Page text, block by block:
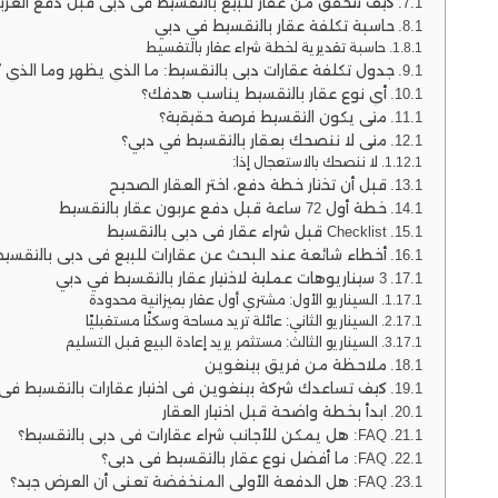
حاسبة تكلفة عقار بالتقسيط في دبي
حاسبة تقديرية لخطة شراء عقار بالتقسيط
جدول تكلفة عقارات دبي بالتقسيط: ما الذي يظهر وما
أي نوع عقار بالتقسيط يناسب هدفك؟
متى يكون التقسيط فرصة حقيقية؟
متى لا ننصحك بعقار بالتقسيط في دبي؟
لا ننصحك بالاستعجال إذا:
قبل أن تختار خطة دفع، اختر العقار الصحيح
خطة أول 72 ساعة قبل دفع عربون عقار بالتقسيط
Checklist قبل شراء عقار في دبي بالتقسيط
أخطاء شائعة عند البحث عن عقارات للبيع في دبي
3 سيناريوهات عملية لاختيار عقار بالتقسيط في دبي
السيناريو الأول: مشتري أول عقار بميزانية محدودة
السيناريو الثاني: عائلة تريد مساحة وسكنًا مستقبليًا
السيناريو الثالث: مستثمر يريد إعادة البيع قبل التسليم
ملاحظة من فريق بينغوين
كيف تساعدك شركة بينغوين في اختيار عقارات بالتقسيط
ابدأ بخطة واضحة قبل اختيار العقار
FAQ: هل يمكن للأجانب شراء عقارات في دبي بالتقسيط؟
FAQ: ما أفضل نوع عقار بالتقسيط في دبي؟
FAQ: هل الدفعة الأولى المنخفضة تعني أن العرض جيد؟